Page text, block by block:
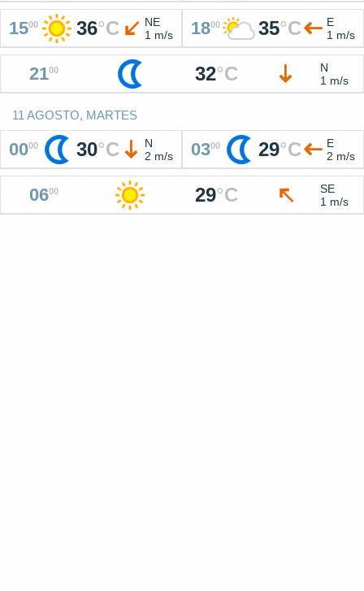
1500 36°C
NE
1 m/s
1800 35°C
E
1 m/s
2100 32°C
N
1 m/s
11 AGOSTO, MARTES
0000 30°C
N
2 m/s
0300 29°C
E
2 m/s
0600 29°C
SE
1 m/s